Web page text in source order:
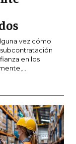
AMBIENTE
vez cómo
en los